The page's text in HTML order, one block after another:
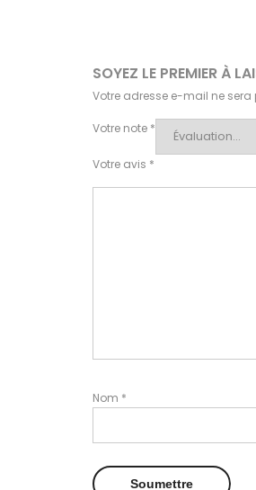
SOYEZ LE PREMIER À
Votre adresse e-mail ne sera
Votre note *
Votre avis *
Nom *